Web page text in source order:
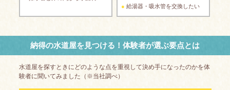
給湯器・吸水管を交換したい
納得の水道屋を見つける！体験者が選ぶ要点とは
水道屋を探すときにどのような点を重視して決め手になったのかを体
験者に聞いてみました（※当社調べ）